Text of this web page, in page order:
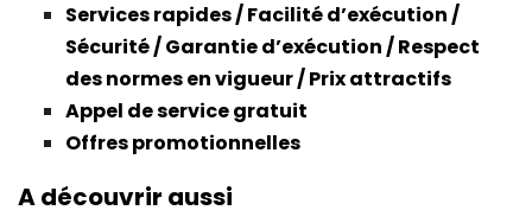
Services rapides / Facilité d’exécution /
Sécurité / Garantie d’exécution / Respect
des normes en vigueur / Prix attractifs
Appel de service gratuit
Offres promotionnelles
A découvrir aussi